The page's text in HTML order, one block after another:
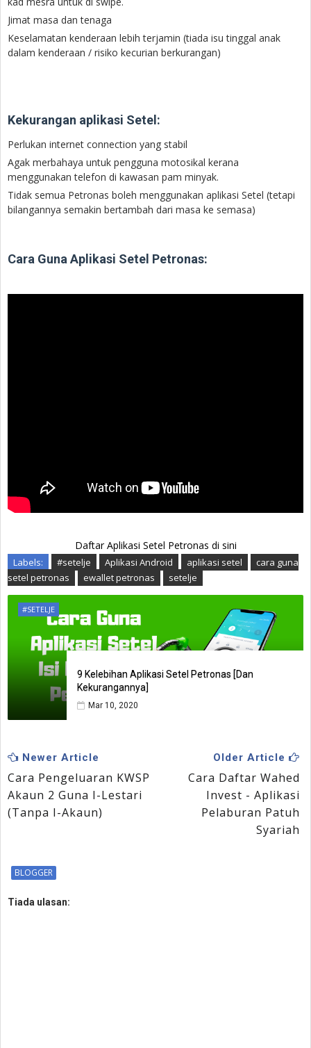
Jimat masa dan tenaga
Keselamatan kenderaan lebih terjamin (tiada isu tinggal anak
dalam kenderaan / risiko kecurian berkurangan)
Kekurangan aplikasi Setel:
Perlukan internet connection yang stabil
Agak merbahaya untuk pengguna motosikal kerana
menggunakan telefon di kawasan pam minyak.
Tidak semua Petronas boleh menggunakan aplikasi Setel (tetapi
bilangannya semakin bertambah dari masa ke semasa)
Cara Guna Aplikasi Setel Petronas:
Daftar Aplikasi Setel Petronas di sini
Labels: #setelje Aplikasi Android aplikasi setel
cara guna
setel petronas
ewallet petronas setelje
#SETELJE
9 Kelebihan Aplikasi Setel Petronas [Dan
Kekurangannya]
Mar 10, 2020
Newer Article
Cara Pengeluaran KWSP
Akaun 2 Guna I-Lestari
(Tanpa I-Akaun)
Older Article
Cara Daftar Wahed
Invest - Aplikasi
Pelaburan Patuh
Syariah
BLOGGER
Tiada ulasan: